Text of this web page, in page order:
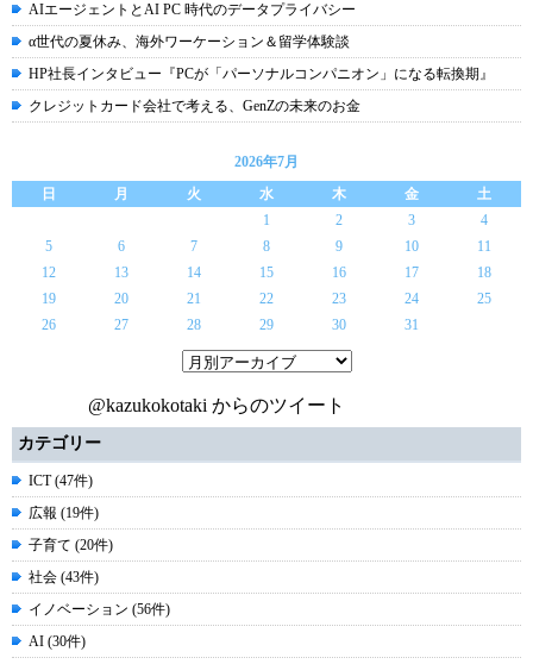
AIエージェントとAI PC 時代のデータプライバシー
α世代の夏休み、海外ワーケーション＆留学体験談
HP社長インタビュー『PCが「パーソナルコンパニオン」になる転換期』
クレジットカード会社で考える、GenZの未来のお金
2026年7月
日
月 火 水 木 金
土
1
2 3
4
5
6 7 8 9 10
11
12
13 14 15 16 17
18
19
20 21 22 23 24
25
26
27 28 29 30 31
@kazukokotaki からのツイート
カテゴリー
ICT (47件)
広報 (19件)
子育て (20件)
社会 (43件)
イノベーション (56件)
AI (30件)